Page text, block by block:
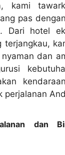
kami
pas
Dari hotel
terjangkau,
dan
perjalanan
dan